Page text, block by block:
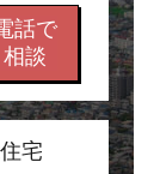
話で
相談
宅